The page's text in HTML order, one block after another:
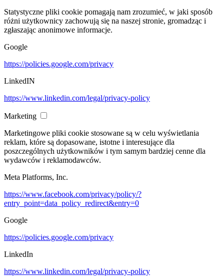
Statystyczne pliki cookie pomagają nam zrozumieć, w jaki sposób
różni użytkownicy zachowują się na naszej stronie, gromadząc i
zgłaszając anonimowe informacje.
Google
https://policies.google.com/privacy
LinkedIN
https://www.linkedin.com/legal/privacy-policy
Marketing
Marketingowe pliki cookie stosowane są w celu wyświetlania
reklam, które są dopasowane, istotne i interesujące dla
poszczególnych użytkowników i tym samym bardziej cenne dla
wydawców i reklamodawców.
Meta Platforms, Inc.
https://www.facebook.com/privacy/policy/?
entry_point=data_policy_redirect&entry=0
Google
https://policies.google.com/privacy
LinkedIn
https://www.linkedin.com/legal/privacy-policy